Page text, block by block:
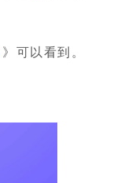
》可以看到。